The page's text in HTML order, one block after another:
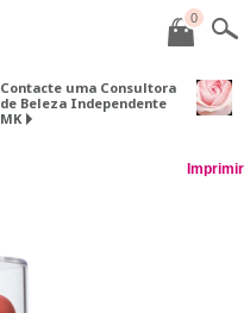
0
Contacte uma Consultora
de Beleza Independente
MK
Imprimir